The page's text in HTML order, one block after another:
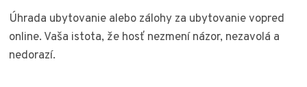
Úhrada ubytovanie alebo zálohy za ubytovanie vopred
online. Vaša istota, že hosť nezmení názor, nezavolá a
nedorazí.